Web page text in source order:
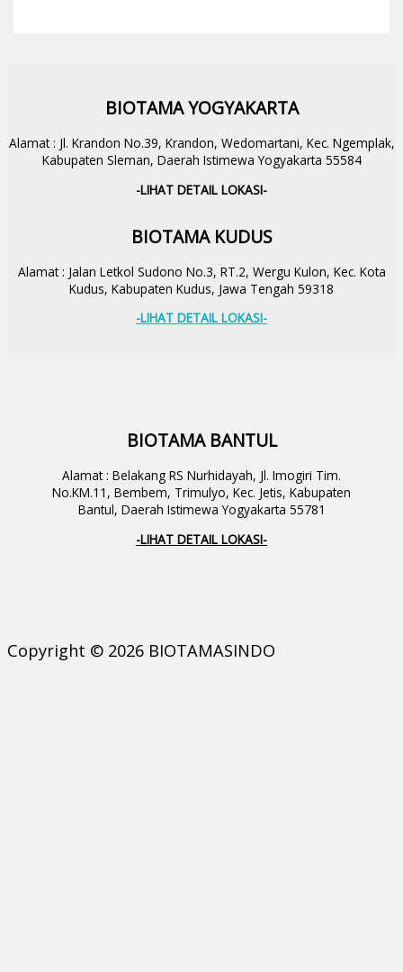
BIOTAMA YOGYAKARTA
Alamat : Jl. Krandon No.39, Krandon, Wedomartani, Kec. Ngemplak,
Kabupaten Sleman, Daerah Istimewa Yogyakarta 55584
-LIHAT DETAIL LOKASI-
BIOTAMA KUDUS
Alamat : Jalan Letkol Sudono No.3, RT.2, Wergu Kulon, Kec. Kota
Kudus, Kabupaten Kudus, Jawa Tengah 59318
-LIHAT DETAIL LOKASI-
BIOTAMA BANTUL
Alamat : Belakang RS Nurhidayah, Jl. Imogiri Tim.
No.KM.11, Bembem, Trimulyo, Kec. Jetis, Kabupaten
Bantul, Daerah Istimewa Yogyakarta 55781
-LIHAT DETAIL LOKASI-
Copyright © 2026 BIOTAMASINDO